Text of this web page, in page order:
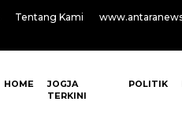
Tentang Kami
HOME
JOGJA
TERKINI
POLITIK